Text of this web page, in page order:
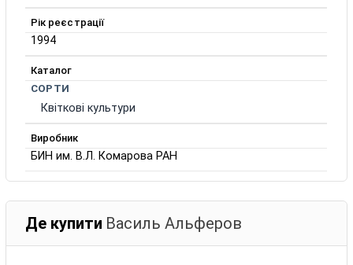
Рік реєстрації
1994
Каталог
СОРТИ
Квіткові культури
Виробник
БИН им. В.Л. Комарова РАН
Де купити Василь Альферов